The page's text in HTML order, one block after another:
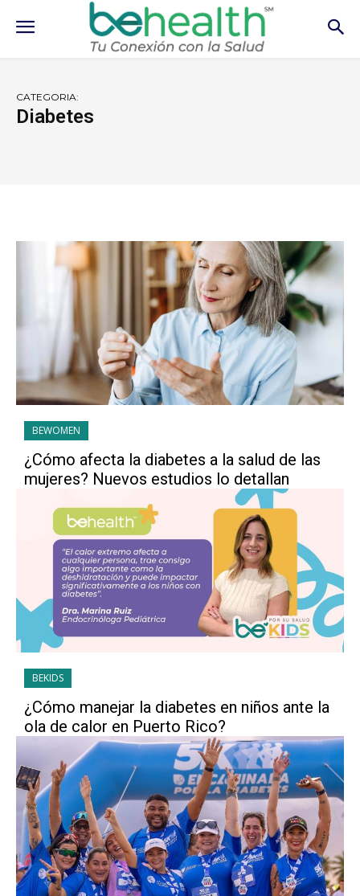
CATEGORIA:
Diabetes
BEWOMEN
¿Cómo afecta la diabetes a la salud de las
mujeres? Nuevos estudios lo detallan
BEKIDS
¿Cómo manejar la diabetes en niños ante la
ola de calor en Puerto Rico?